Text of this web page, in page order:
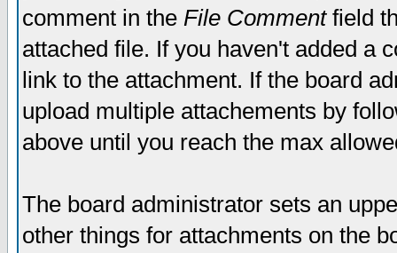
comment in the File Commentfield
attached file. If you haven't added a
link to the attachment. If the board
upload multiple attachements by
above until you reach the max
The board administrator sets an
other things for attachments on the